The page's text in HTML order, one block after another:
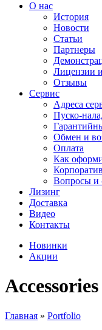
О нас
История
Новости
Статьи
Партнеры
Лицензии
Отзывы
Сервис
Адреса
Пуско-
Обмен и
Оплата
Как
Вопросы и
Лизинг
Доставка
Видео
Контакты
Новинки
Акции
Accessories
Главная » Portfolio